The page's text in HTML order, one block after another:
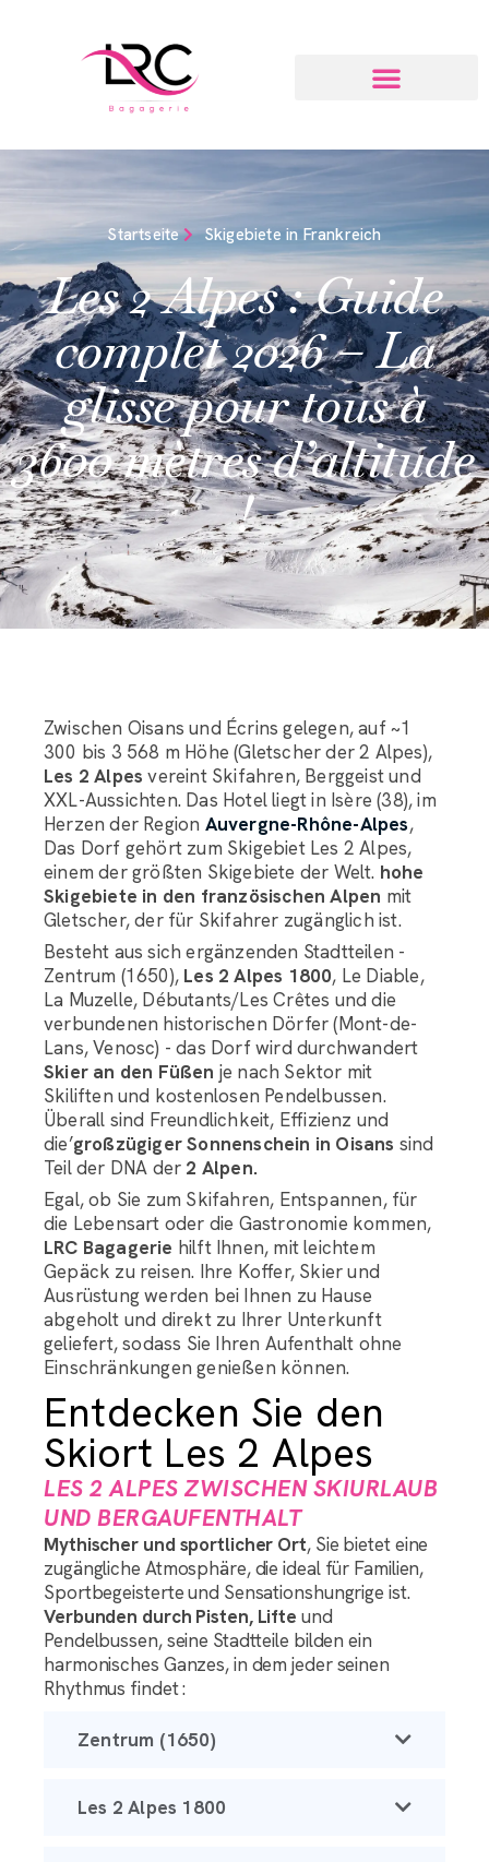
Startseite Skigebiete in Frankreich
Les 2 Alpes : Guide
complet 2026 – La
glisse pour tous à
3600 mètres d’altitude
!
Zwischen Oisans und Écrins gelegen, auf ~1
300 bis 3 568 m Höhe (Gletscher der 2 Alpes),
Les 2 Alpes vereint Skifahren, Berggeist und
XXL-Aussichten. Das Hotel liegt in Isère (38), im
Herzen der Region Auvergne-Rhône-Alpes,
Das Dorf gehört zum Skigebiet Les 2 Alpes,
einem der größten Skigebiete der Welt. hohe
Skigebiete in den französischen Alpen mit
Gletscher, der für Skifahrer zugänglich ist.
Besteht aus sich ergänzenden Stadtteilen -
Zentrum (1650), Les 2 Alpes 1800, Le Diable,
La Muzelle, Débutants/Les Crêtes und die
verbundenen historischen Dörfer (Mont-de-
Lans, Venosc) - das Dorf wird durchwandert
Skier an den Füßen je nach Sektor mit
Skiliften und kostenlosen Pendelbussen.
Überall sind Freundlichkeit, Effizienz und
die’großzügiger Sonnenschein in Oisans sind
Teil der DNA der 2 Alpen.
Egal, ob Sie zum Skifahren, Entspannen, für
die Lebensart oder die Gastronomie kommen,
LRC Bagagerie hilft Ihnen, mit leichtem
Gepäck zu reisen. Ihre Koffer, Skier und
Ausrüstung werden bei Ihnen zu Hause
abgeholt und direkt zu Ihrer Unterkunft
geliefert, sodass Sie Ihren Aufenthalt ohne
Einschränkungen genießen können.
Entdecken Sie den
Skiort Les 2 Alpes
LES 2 ALPES ZWISCHEN SKIURLAUB
UND BERGAUFENTHALT
Mythischer und sportlicher Ort, Sie bietet eine
zugängliche Atmosphäre, die ideal für Familien,
Sportbegeisterte und Sensationshungrige ist.
Verbunden durch Pisten, Lifte und
Pendelbussen, seine Stadtteile bilden ein
harmonisches Ganzes, in dem jeder seinen
Rhythmus findet :
Zentrum (1650)
Les 2 Alpes 1800